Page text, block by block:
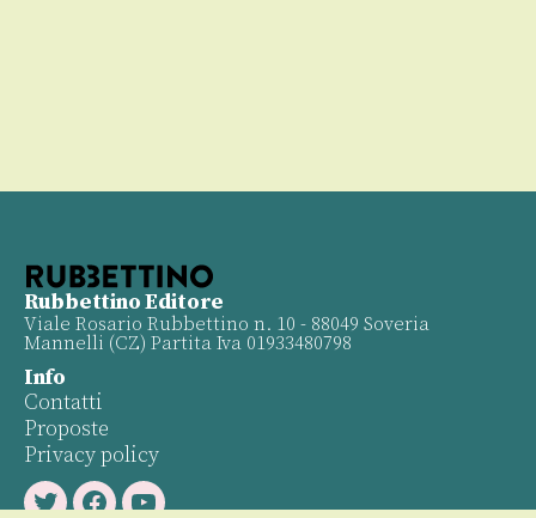
Rubbettino Editore
Viale Rosario Rubbettino n. 10 - 88049 Soveria
Mannelli (CZ) Partita Iva 01933480798
Info
Contatti
Proposte
Privacy policy